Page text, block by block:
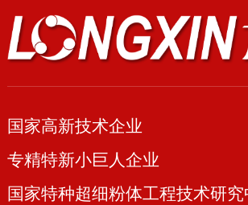
国家高新技术企业
专精特新小巨人企业
国家特种超细粉体工程技术研